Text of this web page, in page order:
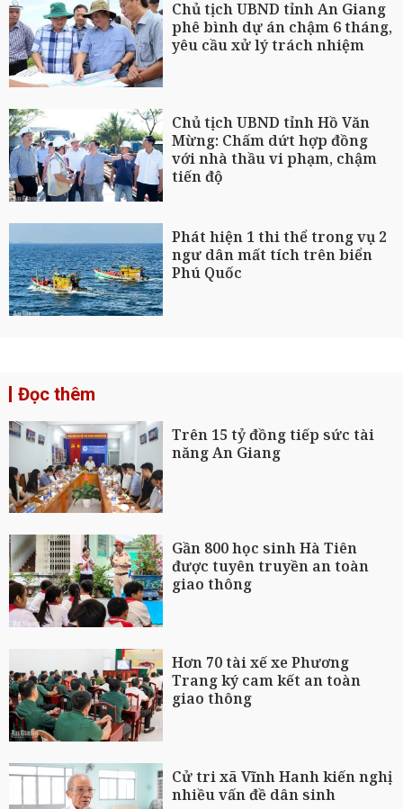
Chủ tịch UBND tỉnh An Giang
phê bình dự án chậm 6 tháng,
yêu cầu xử lý trách nhiệm
Chủ tịch UBND tỉnh Hồ Văn
Mừng: Chấm dứt hợp đồng
với nhà thầu vi phạm, chậm
tiến độ
Phát hiện 1 thi thể trong vụ 2
ngư dân mất tích trên biển
Phú Quốc
Đọc thêm
Trên 15 tỷ đồng tiếp sức tài
năng An Giang
Gần 800 học sinh Hà Tiên
được tuyên truyền an toàn
giao thông
Hơn 70 tài xế xe Phương
Trang ký cam kết an toàn
giao thông
Cử tri xã Vĩnh Hanh kiến nghị
nhiều vấn đề dân sinh